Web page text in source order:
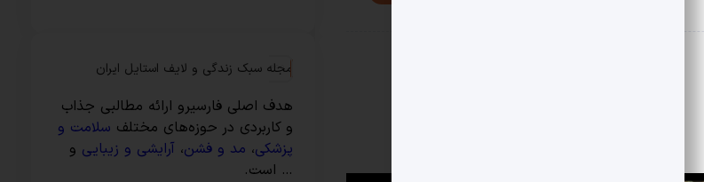
مجله سبک زندگی و لایف استایل ایران
هدف اصلی فارسیرو ارائه مطالبی جذاب
و کاربردی در حوزه‌های مختلف سلامت و
پزشکی، مد و فشن، آرایشی و زیبایی و
… است.